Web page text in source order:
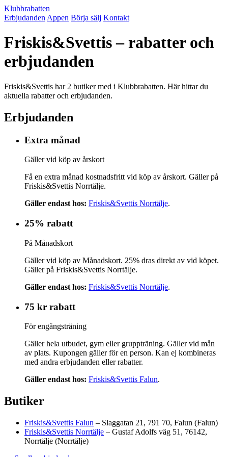
Klubbrabatten
Erbjudanden Appen Börja sälj Kontakt
Friskis&Svettis – rabatter och
erbjudanden
Friskis&Svettis har 2 butiker med i Klubbrabatten. Här hittar du
aktuella rabatter och erbjudanden.
Erbjudanden
Extra månad
Gäller vid köp av årskort
Få en extra månad kostnadsfritt vid köp av årskort. Gäller på
Friskis&Svettis Norrtälje.
Gäller endast hos: Friskis&Svettis Norrtälje.
25% rabatt
På Månadskort
Gäller vid köp av Månadskort. 25% dras direkt av vid köpet.
Gäller på Friskis&Svettis Norrtälje.
Gäller endast hos: Friskis&Svettis Norrtälje.
75 kr rabatt
För engångsträning
Gäller hela utbudet, gym eller gruppträning. Gäller vid mån
av plats. Kupongen gäller för en person. Kan ej kombineras
med andra erbjudanden eller rabatter.
Gäller endast hos: Friskis&Svettis Falun.
Butiker
Friskis&Svettis Falun – Slaggatan 21, 791 70, Falun (Falun)
Friskis&Svettis Norrtälje – Gustaf Adolfs väg 51, 76142,
Norrtälje (Norrtälje)